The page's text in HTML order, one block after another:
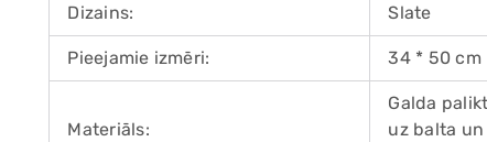
Dizains: Slate
Pieejamie izmēri: 34 * 50 cm
Materiāls:
Galda
uz balta